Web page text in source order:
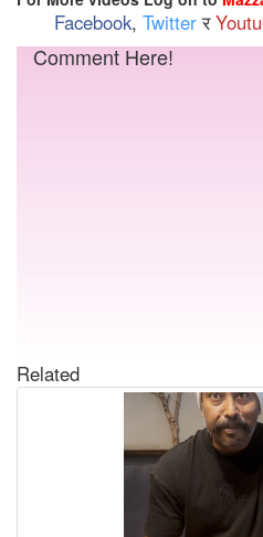
Facebook, Twitterर
Comment Here!
Related